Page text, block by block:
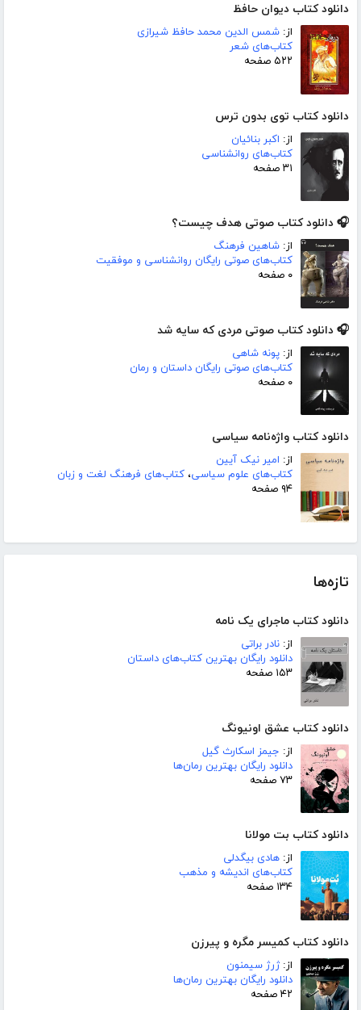
دانلود کتاب دیوان حافظ
از: شمس الدین محمد حافظ شیرازی
کتاب‌های شعر
۵۲۲ صفحه
دانلود کتاب توی بدون ترس
از: اکبر بنائیان
کتاب‌های روانشناسی
۳۱ صفحه
🎧 دانلود کتاب صوتی هدف چیست؟
از: شاهین فرهنگ
کتاب‌های صوتی رایگان روانشناسی و موفقیت
۰ صفحه
🎧 دانلود کتاب صوتی مردی که سایه شد
از: پونه شاهی
کتاب‌های صوتی رایگان داستان و رمان
۰ صفحه
دانلود کتاب واژه‌نامه سیاسی
از: امیر نیک آیین
کتاب‌های علوم سیاسی، کتاب‌های فرهنگ لغت و زبان
۹۴ صفحه
تازه‌ها
دانلود کتاب ماجرای یک نامه
از: نادر براتی
دانلود رایگان بهترین کتاب‌های داستان
۱۵۳ صفحه
دانلود کتاب عشق اونیونگ
از: جیمز اسکارث گیل
دانلود رایگان بهترین رمان‌ها
۷۳ صفحه
دانلود کتاب بت مولانا
از: هادی بیگدلی
کتاب‌های اندیشه و مذهب
۱۳۴ صفحه
دانلود کتاب کمیسر مگره و پیرزن
از:ژرژ سیمنون
دانلود رایگان بهترین رمان‌ها
۴۲ صفحه